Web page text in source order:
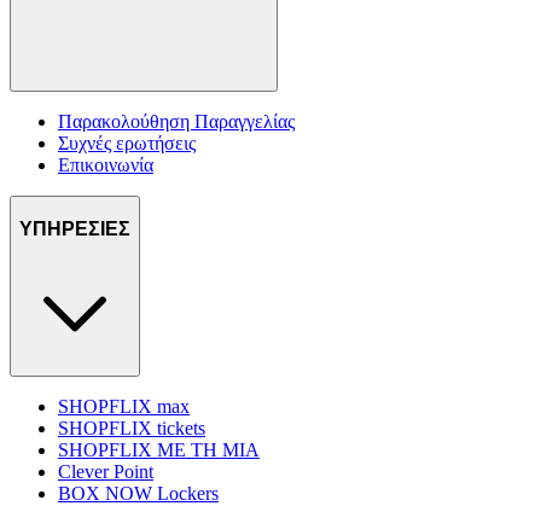
Παρακολούθηση Παραγγελίας
Συχνές ερωτήσεις
Επικοινωνία
ΥΠΗΡΕΣΙΕΣ
SHOPFLIX max
SHOPFLIX tickets
SHOPFLIX ΜΕ ΤΗ ΜΙΑ
Clever Point
BOX NOW Lockers